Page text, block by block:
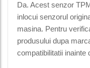
Da. Acest senzor
inlocui senzorul
masina. Pentru
produsului dupa
compatibilitatii inainte